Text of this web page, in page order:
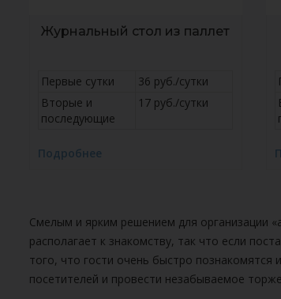
Журнальный стол из паллет
Первые сутки
36 руб./сутки
Вторые и
последующие
17 руб./сутки
Подробнее
Смелым и ярким решением для организации
располагает к знакомству, так что если
того, что гости очень быстро
посетителей и провести незабываемое